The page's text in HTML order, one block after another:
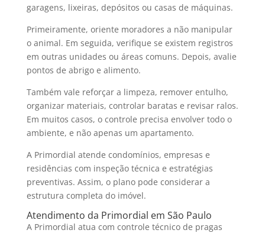
garagens, lixeiras, depósitos ou casas de máquinas.
Primeiramente, oriente moradores a não manipular
o animal. Em seguida, verifique se existem registros
em outras unidades ou áreas comuns. Depois, avalie
pontos de abrigo e alimento.
Também vale reforçar a limpeza, remover entulho,
organizar materiais, controlar baratas e revisar ralos.
Em muitos casos, o controle precisa envolver todo o
ambiente, e não apenas um apartamento.
A Primordial atende condomínios, empresas e
residências com inspeção técnica e estratégias
preventivas. Assim, o plano pode considerar a
estrutura completa do imóvel.
Atendimento da Primordial em São Paulo
A Primordial atua com controle técnico de pragas